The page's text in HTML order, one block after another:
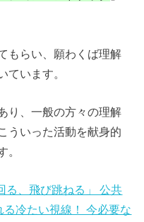
もらい、願わくば理解
ています。
り、一般の方々の理解
ういった活動を献身的
。
る、飛び跳ねる」 公共
る冷たい視線！ 今必要な